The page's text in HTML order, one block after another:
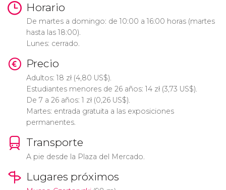
Horario
De martes a domingo: de 10:00 a 16:00 horas (martes
hasta las 18:00).
Lunes: cerrado.
Precio
Adultos: 18 zł(4,80 US$).
Estudiantes menores de 26 años: 14 zł(3,73 US$).
De 7 a 26 años: 1 zł(0,26 US$).
Martes: entrada gratuita a las exposiciones
permanentes.
Transporte
A pie desde la Plaza del Mercado.
Lugares próximos